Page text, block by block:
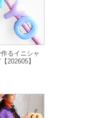
るイニシャ
202605】